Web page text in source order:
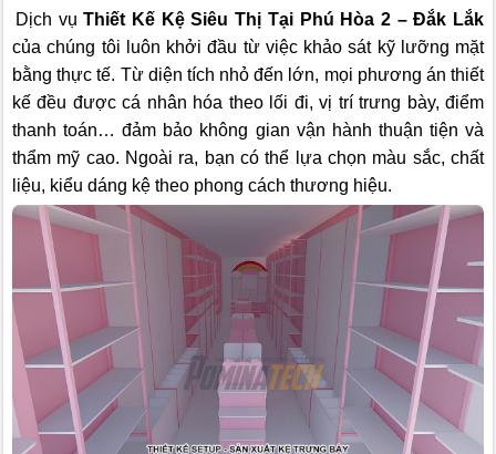
Dịch vụThiết Kế Kệ Siêu Thị Tại Phú Hòa 2 – Đắk Lắk
của chúng tôi luôn khởi đầu từ việc khảo sát kỹ lưỡng mặt
bằng thực tế. Từ diện tích nhỏ đến lớn, mọi phương án thiết
kế đều được cá nhân hóa theo lối đi, vị trí trưng bày, điểm
thanh toán… đảm bảo không gian vận hành thuận tiện và
thẩm mỹ cao. Ngoài ra, bạn có thể lựa chọn màu sắc, chất
liệu, kiểu dáng kệ theo phong cách thương hiệu.